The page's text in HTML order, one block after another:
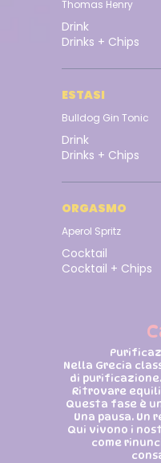
Thomas Henry
Drink
Drinks + Chips
ESTASI
Bulldog Gin Tonic
Drink
Drinks + Chips
ORGASMO
Aperol Spritz
Cocktail
Cocktail + Chips
Nella Grecia
di
Ritrovare
Questa fase è
Una pausa. Un
Qui vivono i
come